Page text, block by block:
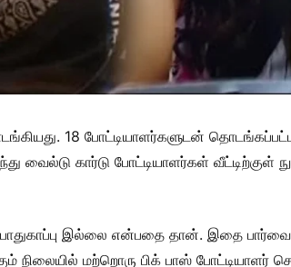
18 போட்டியாளர்களுடன்
வைல்டு கார்டு போட்டியாளர்கள் வீட்டிற்குள்
இல்லை என்பதை தான். இதை
நிலையில் மற்றொரு பிக் பாஸ் போட்டியாளர்